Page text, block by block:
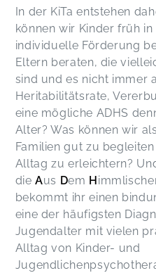
In der KiTa entstehen
können wir Kinder früh
individuelle Förderung
Eltern beraten, die
sind und es nicht immer
Heritabilitätsrate,
eine mögliche ADHS
Alter? Was können wir
Familien gut zu
Alltag zu erleichtern?
dieAus Dem H
bekommt ihr einen
eine der häufigsten
Jugendalter mit vielen
Alltag von Kinder- und